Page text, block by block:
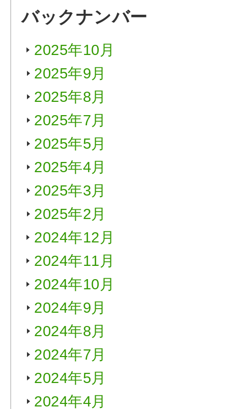
バックナンバー
2025年10月
2025年9月
2025年8月
2025年7月
2025年5月
2025年4月
2025年3月
2025年2月
2024年12月
2024年11月
2024年10月
2024年9月
2024年8月
2024年7月
2024年5月
2024年4月